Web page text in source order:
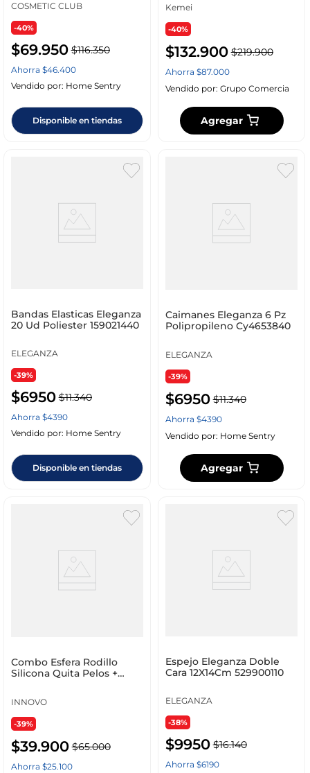
COSMETIC CLUB
-40%
$69.950 $116.350
Ahorra $46.400
Vendido por: Home Sentry
Disponible en tiendas
Kemei
-40%
$132.900 $219.900
Ahorra $87.000
Vendido por: Grupo Comercia
Agregar
Bandas Elasticas Eleganza
20 Ud Poliester 159021440
ELEGANZA
-39%
$6950 $11.340
Ahorra $4390
Vendido por: Home Sentry
Disponible en tiendas
Caimanes Eleganza 6 Pz
Polipropileno Cy4653840
ELEGANZA
-39%
$6950 $11.340
Ahorra $4390
Vendido por: Home Sentry
Agregar
Combo Esfera Rodillo
Silicona Quita Pelos +
INNOVO
-39%
$39.900 $65.000
Ahorra $25.100
Espejo Eleganza Doble
Cara 12X14Cm 529900110
ELEGANZA
-38%
$9950 $16.140
Ahorra $6190